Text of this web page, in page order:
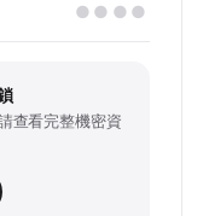
●●●●
查看完整機密資